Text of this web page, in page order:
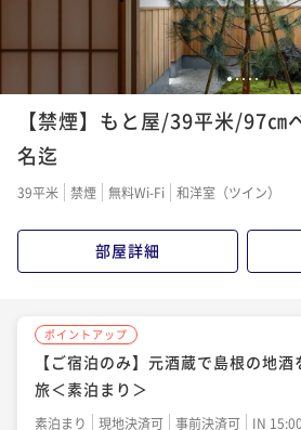
12345
【禁煙】もと屋/39平米/97
名迄
39平米 禁煙 無料Wi-Fi 和洋室（ツイン）
部屋詳細
ポイントアップ
【ご宿泊のみ】元酒蔵で島根の地
旅＜素泊まり＞
素泊まり 現地決済可 事前決済可
IN